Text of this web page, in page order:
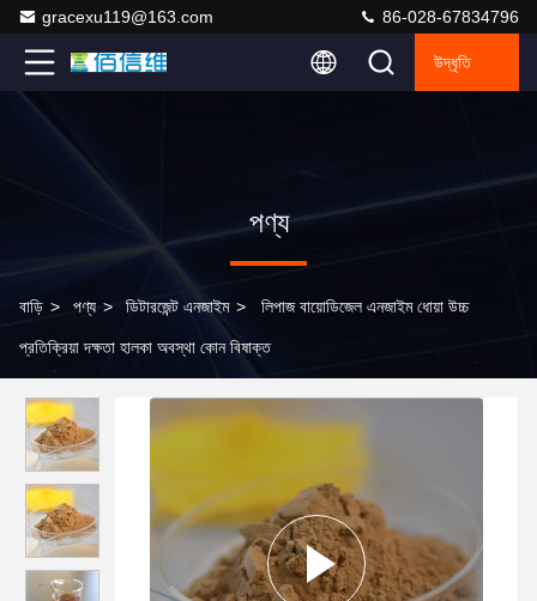
gracexu119@163.com 86-028-67834796
উদ্ধৃতি
পণ্য
বাড়ি > পণ্য > ডিটারজেন্ট এনজাইম > লিপাজ বায়োডিজেল এনজাইম ধোয়া উচ্চ
প্রতিক্রিয়া দক্ষতা হালকা অবস্থা কোন বিষাক্ত